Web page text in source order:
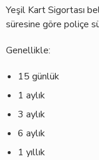
Yeşil Kart Sigortası
süresine göre poliçe
Genellikle:
15 günlük
1 aylık
3 aylık
6 aylık
1 yıllık